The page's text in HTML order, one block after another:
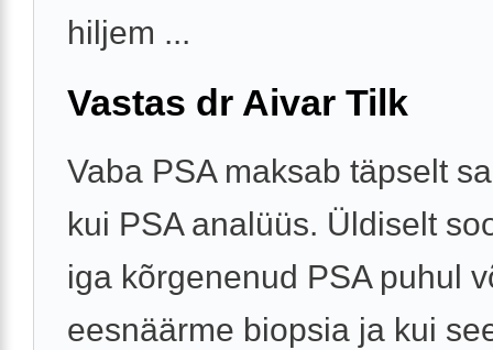
hiljem ...
Vastas dr Aivar Tilk
Vaba PSA maksab täpselt
kui PSA analüüs. Üldiselt
iga kõrgenenud PSA puhul
eesnäärme biopsia ja kui